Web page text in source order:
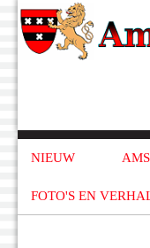
NIEUW
FOTO'S EN